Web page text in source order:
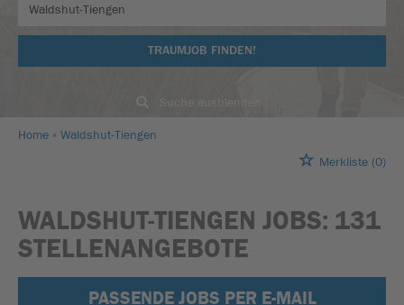
TRAUMJOB FINDEN!
Home
Waldshut-Tiengen
Merkliste (0)
WALDSHUT-TIENGEN JOBS: 131
STELLENANGEBOTE
PASSENDE JOBS PER E-MAIL